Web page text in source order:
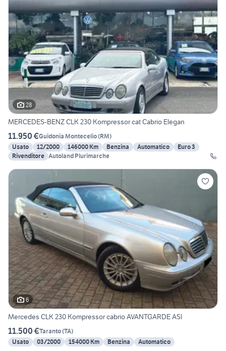
28
MERCEDES-BENZ CLK 230 Kompressor cat Cabrio Elegan
11.950 €Guidonia Montecelio(RM)
Usato
12/2000 146000 Km Benzina Automatico
Euro 3
Rivenditore Autoland Plurimarche
6
Mercedes CLK 230 Kompressor cabrio AVANTGARDE ASI
11.500 €Taranto(TA)
Usato
03/2000 154000 Km Benzina Automatico